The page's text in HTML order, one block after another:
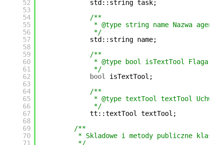
52
53
54
55
56
57
58
59
60
61
62
63
64
65
66
67
68
69
70
71
std::string task;
/**
* @type string name Nazwa agenta
*/
std::string name;
/**
* @type bool isTextTool Flaga
*/
bool
isTextTool;
/**
* @type textTool textTool
*/
tt::textTool textTool;
/**
* Skladowe i metody publiczne klasy
*/